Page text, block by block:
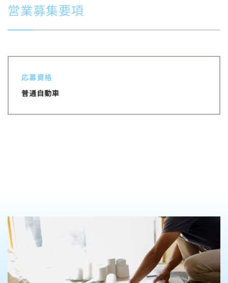
営業募集要項
応募資格
普通自動車